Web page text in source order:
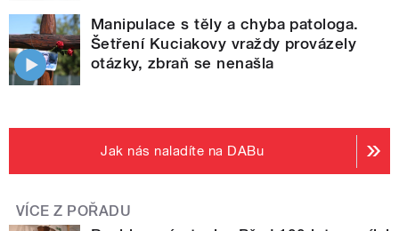
Manipulace s těly a chyba patologa.
Šetření Kuciakovy vraždy provázely
otázky, zbraň se nenašla
Jak nás naladíte na DABu
VÍCE Z POŘADU